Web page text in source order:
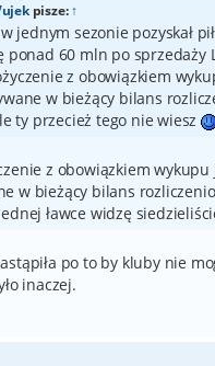
pisze:↑
jednym sezonie pozyskał
ponad 60 mln po sprzedaży
z obowiązkiem
w bieżący bilans
ty przecież tego nie wiesz
z obowiązkiem wykupu
w bieżący bilans
ławce widzę
po to by kluby nie
inaczej.